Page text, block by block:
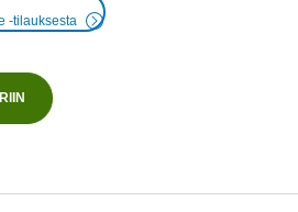
-tilauksesta